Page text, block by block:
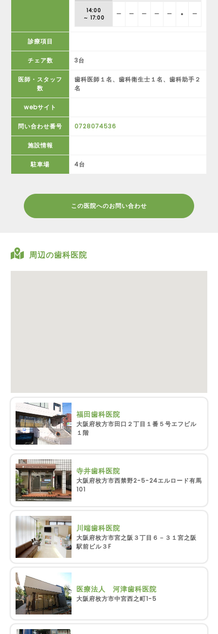
14:00
～ 17:00
ー ー ー ー ー ● ー
診療項目
チェア数 3台
医師・スタッフ
数
歯科医師１名、歯科衛生士１名、歯科助手２
名
webサイト
問い合わせ番号 0728074536
施設情報
駐車場 4台
この医院へのお問い合わせ
周辺の歯科医院
福田歯科医院
大阪府枚方市田口２丁目１番５号エフビル
１階
寺井歯科医院
大阪府枚方市西禁野2-5-24エルロード有馬
101
川端歯科医院
大阪府枚方市宮之阪３丁目６－３１宮之阪
駅前ビル３F
医療法人 河津歯科医院
大阪府枚方市中宮西之町1-5